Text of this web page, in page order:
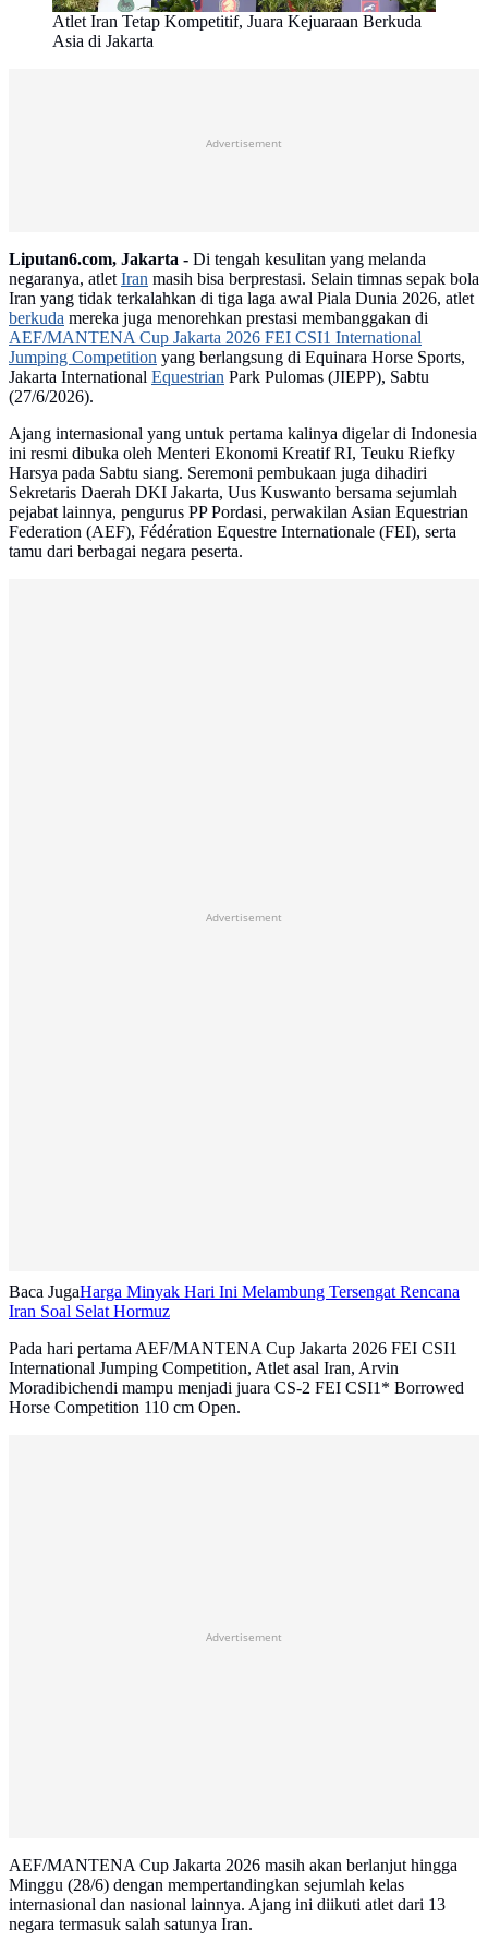
Atlet Iran Tetap Kompetitif, Juara Kejuaraan Berkuda
Asia di Jakarta
Advertisement
Liputan6.com, Jakarta - Di tengah kesulitan yang melanda
negaranya, atletIran masih bisa berprestasi. Selain timnas sepak bola
Iran yang tidak terkalahkan di tiga laga awal Piala Dunia 2026, atlet
berkuda mereka juga menorehkan prestasi membanggakan di
AEF/MANTENA Cup Jakarta 2026 FEI CSI1 International
Jumping Competition yang berlangsung di Equinara Horse Sports,
Jakarta International Equestrian Park Pulomas (JIEPP), Sabtu
(27/6/2026).
Ajang internasional yang untuk pertama kalinya digelar di Indonesia
ini resmi dibuka oleh Menteri Ekonomi Kreatif RI, Teuku Riefky
Harsya pada Sabtu siang. Seremoni pembukaan juga dihadiri
Sekretaris Daerah DKI Jakarta, Uus Kuswanto bersama sejumlah
pejabat lainnya, pengurus PP Pordasi, perwakilan Asian Equestrian
Federation (AEF), Fédération Equestre Internationale (FEI), serta
tamu dari berbagai negara peserta.
Advertisement
Baca JugaHarga Minyak Hari Ini Melambung Tersengat Rencana
Iran Soal Selat Hormuz
Pada hari pertama AEF/MANTENA Cup Jakarta 2026 FEI CSI1
International Jumping Competition, Atlet asal Iran, Arvin
Moradibichendi mampu menjadi juara CS-2 FEI CSI1* Borrowed
Horse Competition 110 cm Open.
Advertisement
AEF/MANTENA Cup Jakarta 2026 masih akan berlanjut hingga
Minggu (28/6) dengan mempertandingkan sejumlah kelas
internasional dan nasional lainnya. Ajang ini diikuti atlet dari 13
negara termasuk salah satunya Iran.